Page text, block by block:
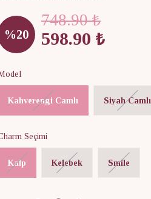
%20
748.90 ₺
598.90 ₺
Kahverengi Camlı Siyah Camlı
Seçimi
Kalp Kelebek Smile